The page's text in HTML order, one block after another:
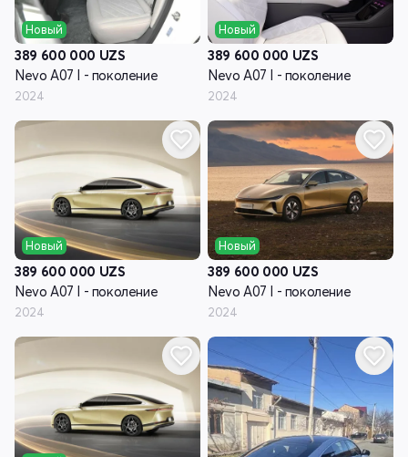
Новый
389 600 000 UZS
Nevo A07 I - поколение
2024
Новый
389 600 000 UZS
Nevo A07 I - поколение
2024
Новый
389 600 000 UZS
Nevo A07 I - поколение
2024
Новый
389 600 000 UZS
Nevo A07 I - поколение
2024